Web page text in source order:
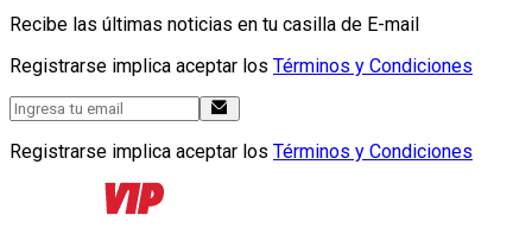
Recibe las últimas noticias en tu casilla de E-mail
Registrarse implica aceptar los Términos y Condiciones
Registrarse implica aceptar los Términos y Condiciones